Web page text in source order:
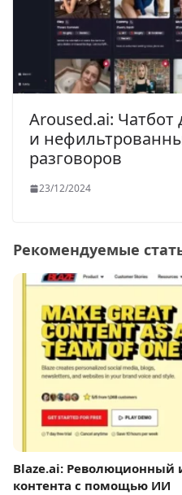
Aroused.ai: Чатбот
и
разговоров
23/12/2024
Рекомендуемые
Blaze.ai: Революционный
контента с помощью ИИ